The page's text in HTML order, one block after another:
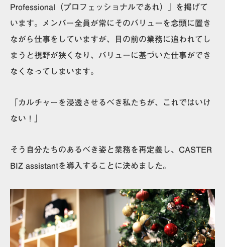
Professional（プロフェッショナルであれ）」を掲げて
います。メンバー全員が常にそのバリューを念頭に置き
ながら仕事をしていますが、目の前の業務に追われてし
まうと視野が狭くなり、バリューに基づいた仕事ができ
なくなってしまいます。
「カルチャーを浸透させるべき私たちが、これではいけ
ない！」
そう自分たちのあるべき姿と業務を再定義し、CASTER
BIZ assistantを導入することに決めました。